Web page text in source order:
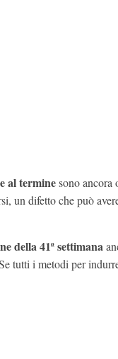
al terminesono ancora
un difetto che può
della 41ª settimana
tutti i metodi per